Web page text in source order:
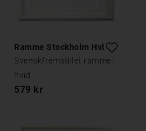
Ramme Stockholm Hvid
Svenskfremstillet ramme i
hvid
579 kr